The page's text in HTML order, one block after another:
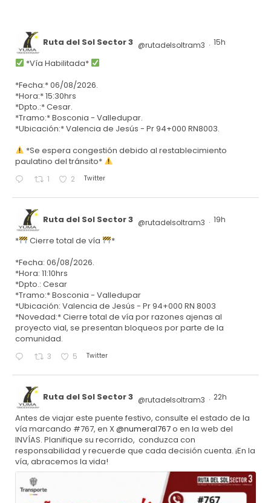
Ruta del Sol Sector 3 @rutadelsoltram3 · 15h
*Vía Habilitada*
*Fecha:* 06/08/2026.
*Hora:* 15:30hrs
*Dpto.:* Cesar.
*Tramo:* Bosconia - Valledupar.
*Ubicación:* Valencia de Jesús - Pr 94+000 RN8003.
*Se espera congestión debido al restablecimiento
paulatino del tránsito*
1 2 Twitter
Ruta del Sol Sector 3 @rutadelsoltram3 · 19h
* Cierre total de vía
*
*Fecha: 06/08/2026.
*Hora: 11:10hrs
*Dpto.: Cesar
*Tramo:* Bosconia - Valledupar
*Ubicación: Valencia de Jesús - Pr 94+000 RN 8003
*Novedad:* Cierre total de vía por razones ajenas al
proyecto vial, se presentan bloqueos por parte de la
comunidad.
3 5 Twitter
Ruta del Sol Sector 3 @rutadelsoltram3 · 22h
Antes de viajar este puente festivo, consulte el estado de la
vía marcando #767, en X@numeral767o en la web del
INVÍAS. Planifique su recorrido, conduzca con
responsabilidad y recuerde que cada decisión cuenta. ¡En la
vía, abracemos la vida!